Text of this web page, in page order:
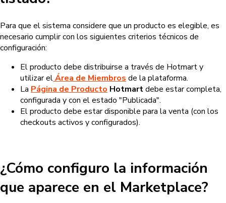
Para que el sistema considere que un producto es elegible, es
necesario cumplir con los siguientes criterios técnicos de
configuración:
El producto debe distribuirse a través de Hotmart y
utilizar elÁrea de Miembros de la plataforma.
La Página de Producto Hotmartdebe estar completa,
configurada y con el estado "Publicada".
El producto debe estar disponible para la venta (con los
checkouts activos y configurados).
¿Cómo configuro la información
que aparece en el Marketplace?